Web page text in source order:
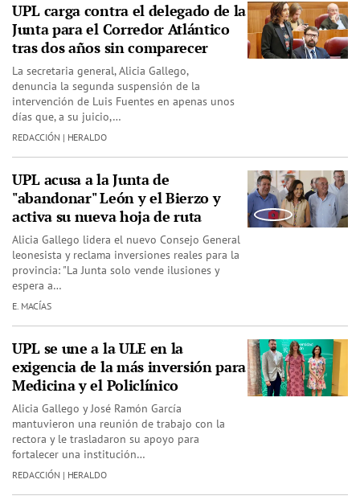
UPL carga contra el delegado de la
Junta para el Corredor Atlántico
tras dos años sin comparecer
La secretaria general, Alicia Gallego,
denuncia la segunda suspensión de la
intervención de Luis Fuentes en apenas unos
días que, a su juicio,…
REDACCIÓN | HERALDO
UPL acusa a la Junta de
"abandonar" León y el Bierzo y
activa su nueva hoja de ruta
Alicia Gallego lidera el nuevo Consejo General
leonesista y reclama inversiones reales para la
provincia: "La Junta solo vende ilusiones y
espera a…
E. MACÍAS
UPL se une a la ULE en la
exigencia de la más inversión para
Medicina y el Policlínico
Alicia Gallego y José Ramón García
mantuvieron una reunión de trabajo con la
rectora y le trasladaron su apoyo para
fortalecer una institución…
REDACCIÓN | HERALDO